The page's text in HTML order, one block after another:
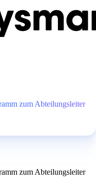
zum Abteilungsleiter
zum Abteilungsleiter